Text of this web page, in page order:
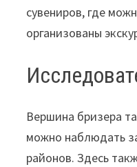
сувениров, где
организованы
Вершина бризера
можно наблюдать
районов. Здесь